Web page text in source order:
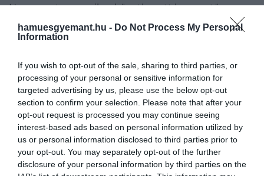
hamuesgyemant.hu - Do Not Process My Personal
Information
If you wish to opt-out of the sale, sharing to third parties, or
processing of your personal or sensitive information for
targeted advertising by us, please use the below opt-out
section to confirm your selection. Please note that after your
opt-out request is processed you may continue seeing
interest-based ads based on personal information utilized by
us or personal information disclosed to third parties prior to
your opt-out. You may separately opt-out of the further
disclosure of your personal information by third parties on the
Hogy pontosan mikor következett be ez a tömeges
kihalás, az máig vita tárgyát képezi: egyes tudósok
szerint a neandervölgyiek felbukkanásának
egybeesett a klasszikus neandervölgyiek
megjelenésével.